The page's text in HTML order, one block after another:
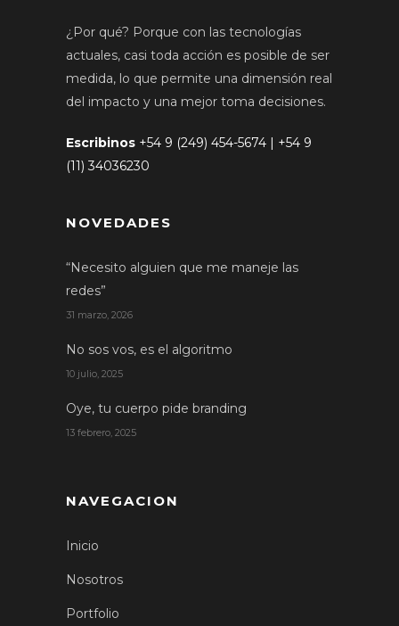
¿Por qué? Porque con las tecnologías
actuales, casi toda acción es posible de ser
medida, lo que permite una dimensión real
del impacto y una mejor toma decisiones.
Escribinos +54 9 (249) 454-5674 | +54 9
(11) 34036230
NOVEDADES
“Necesito alguien que me maneje las
redes”
31 marzo, 2026
No sos vos, es el algoritmo
10 julio, 2025
Oye, tu cuerpo pide branding
13 febrero, 2025
NAVEGACION
Inicio
Nosotros
Portfolio